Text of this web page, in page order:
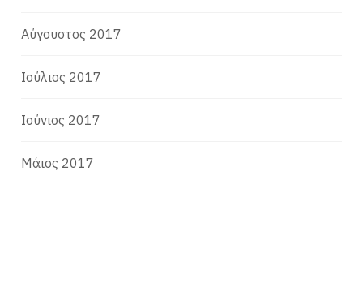
Αύγουστος 2017
Ιούλιος 2017
Ιούνιος 2017
Μάιος 2017